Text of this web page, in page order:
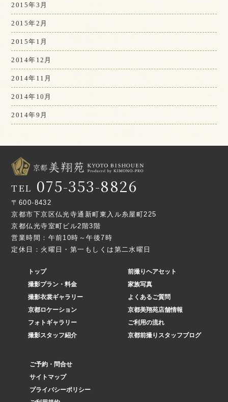
2015年3月
2015年2月
2015年1月
2014年12月
2014年11月
2014年10月
2014年9月
TEL 075-353-8826
〒600-8432
京都市下京区仏光寺通新町東入ル糸屋町225
京都仏光寺室町ビル2階3階
営業時間：午前10時～午後7時
定休日：火曜日・第一もしくは第二水曜日
トップ
撮影プラン・料金
撮影衣裳ギャラリー
京都ロケーション
フォトギャラリー
撮影スタッフ紹介
前撮りヘアセット
家族写真
よくあるご質問
京都美翔苑店舗情報
ご利用の流れ
京都前撮りスタッフブログ
ご予約・問合せ
サイトマップ
プライバシーポリシー